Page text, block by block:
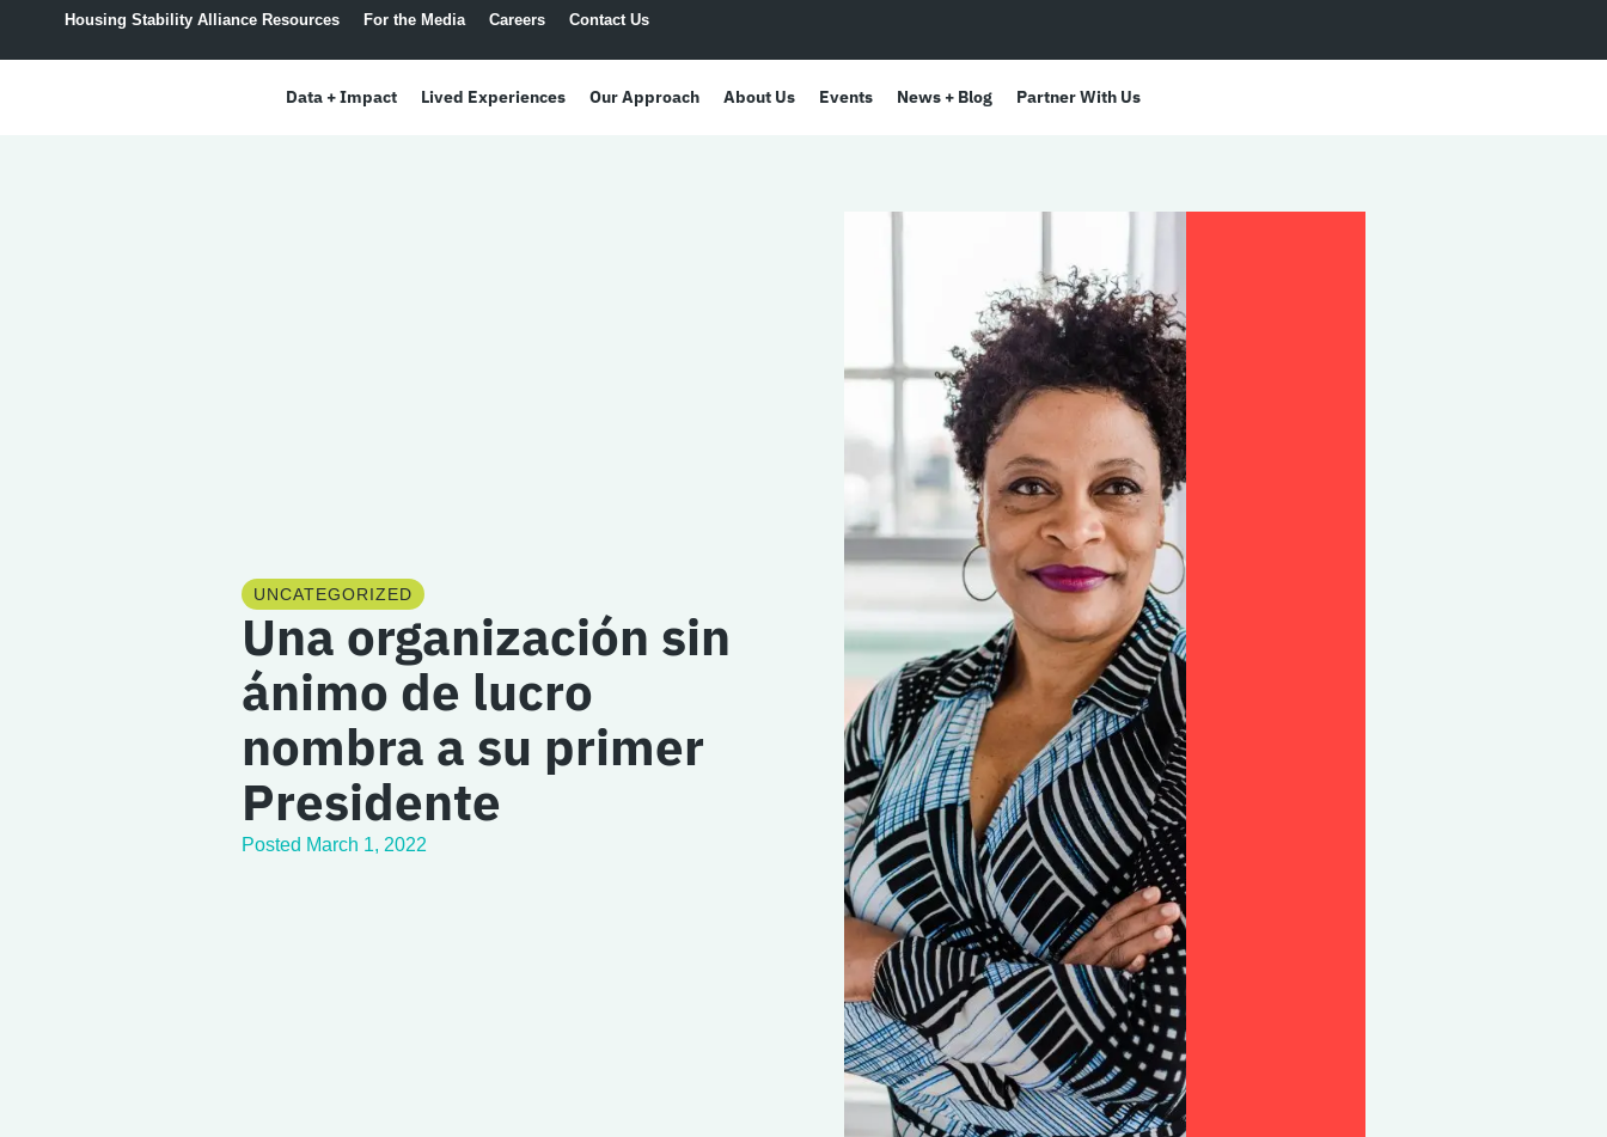
Housing Stability Alliance Resources For the Media Careers Contact Us
Data + Impact Lived Experiences Our Approach About Us Events News + Blog Partner With Us
UNCATEGORIZED
Una organización sin
ánimo de lucro
nombra a su primer
Presidente
Posted March 1, 2022